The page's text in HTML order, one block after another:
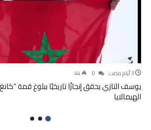
44
الهيمالايا